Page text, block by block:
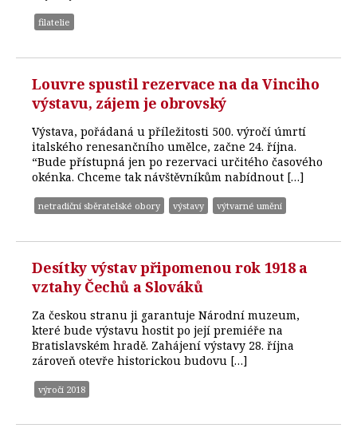
filatelie
Louvre spustil rezervace na da Vinciho
výstavu, zájem je obrovský
Výstava, pořádaná u příležitosti 500. výročí úmrtí
italského renesančního umělce, začne 24. října.
“Bude přístupná jen po rezervaci určitého časového
okénka. Chceme tak návštěvníkům nabídnout […]
netradiční sběratelské obory výstavy výtvarné umění
Desítky výstav připomenou rok 1918 a
vztahy Čechů a Slováků
Za českou stranu ji garantuje Národní muzeum,
které bude výstavu hostit po její premiéře na
Bratislavském hradě. Zahájení výstavy 28. října
zároveň otevře historickou budovu […]
výročí 2018